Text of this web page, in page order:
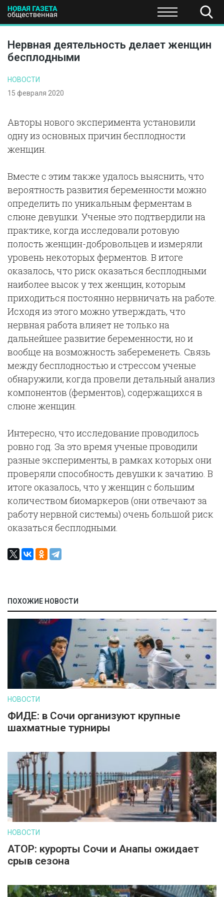
ПОЛИТИКА ЭКОНОМИКА НАУКА И
Нервная деятельность делает женщин
бесплодными
НОВОСТИ
15 февраля 2020
Авторы нового эксперимента установили
одну из основных причин бесплодности
женщин.
Вместе с этим также удалось выяснить, что
вероятность развития беременности можно
определить по уникальным ферментам в
слюне девушки. Ученые это подтвердили на
практике, когда исследовали ротовую
полость женщин-добровольцев и измеряли
уровень некоторых ферментов. В итоге
оказалось, что риск оказаться бесплодными
наиболее высок у тех женщин, которым
приходиться постоянно нервничать на работе.
Исходя из этого можно утверждать, что
нервная работа влияет не только на
дальнейшее развитие беременности, но и
вообще на возможность забеременеть. Связь
между бесплодностью и стрессом ученые
обнаружили, когда провели детальный анализ
компонентов (ферментов), содержащихся в
слюне женщин.
Интересно, что исследование проводилось
ровно год. За это время ученые проводили
разные эксперименты, в рамках которых они
проверяли способность девушки к зачатию. В
итоге оказалось, что у женщин с большим
количеством биомаркеров (они отвечают за
работу нервной системы) очень большой риск
оказаться бесплодными.
ПОХОЖИЕ НОВОСТИ
НОВОСТИ
ФИДЕ: в Сочи организуют крупные
шахматные турниры
НОВОСТИ
АТОР: курорты Сочи и Анапы ожидает
срыв сезона